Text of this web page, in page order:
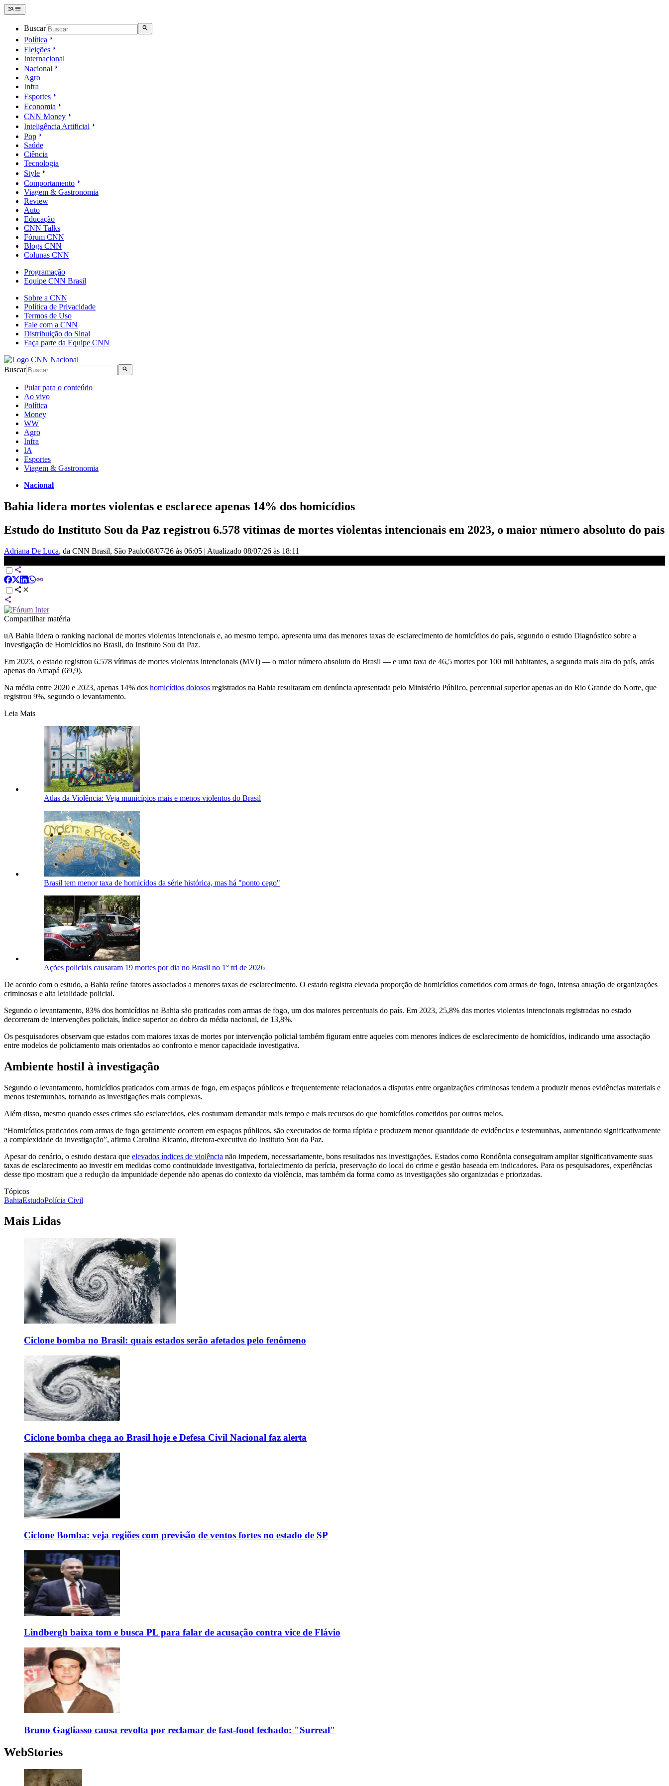
Buscar
Política
Eleições
Internacional
Nacional
Agro
Infra
Esportes
Economia
CNN Money
Inteligência Artificial
Pop
Saúde
Ciência
Tecnologia
Style
Comportamento
Viagem & Gastronomia
Review
Auto
Educação
CNN Talks
Fórum CNN
Blogs CNN
Colunas CNN
Programação
Equipe CNN Brasil
Sobre a CNN
Política de Privacidade
Termos de Uso
Fale com a CNN
Distribuição do Sinal
Faça parte da Equipe CNN
Buscar
Pular para o conteúdo
Ao vivo
Política
Money
WW
Agro
Infra
IA
Esportes
Viagem & Gastronomia
Nacional
Bahia lidera mortes violentas e esclarece apenas 14% dos homicídios
Estudo do Instituto Sou da Paz registrou 6.578 vítimas de mortes violentas intencionais em 2023, o maior número absoluto do país
Adriana De Luca, da CNN Brasil, São Paulo08/07/26 às 06:05 | Atualizado 08/07/26 às 18:11
Compartilhar matéria
uA Bahia lidera o ranking nacional de mortes violentas intencionais e, ao mesmo tempo, apresenta uma das menores taxas de esclarecimento de homicídios do país, segundo o estudo Diagnóstico sobre a
Investigação de Homicídios no Brasil, do Instituto Sou da Paz.
Em 2023, o estado registrou 6.578 vítimas de mortes violentas intencionais (MVI) — o maior número absoluto do Brasil — e uma taxa de 46,5 mortes por 100 mil habitantes, a segunda mais alta do país, atrás
apenas do Amapá (69,9).
Na média entre 2020 e 2023, apenas 14% dos homicídios dolosos registrados na Bahia resultaram em denúncia apresentada pelo Ministério Público, percentual superior apenas ao do Rio Grande do Norte, que
registrou 9%, segundo o levantamento.
Leia Mais
Atlas da Violência: Veja municípios mais e menos violentos do Brasil
Brasil tem menor taxa de homicídos da série histórica, mas há "ponto cego"
Ações policiais causaram 19 mortes por dia no Brasil no 1° tri de 2026
De acordo com o estudo, a Bahia reúne fatores associados a menores taxas de esclarecimento. O estado registra elevada proporção de homicídios cometidos com armas de fogo, intensa atuação de organizações
criminosas e alta letalidade policial.
Segundo o levantamento, 83% dos homicídios na Bahia são praticados com armas de fogo, um dos maiores percentuais do país. Em 2023, 25,8% das mortes violentas intencionais registradas no estado
decorreram de intervenções policiais, índice superior ao dobro da média nacional, de 13,8%.
Os pesquisadores observam que estados com maiores taxas de mortes por intervenção policial também figuram entre aqueles com menores índices de esclarecimento de homicídios, indicando uma associação
entre modelos de policiamento mais orientados ao confronto e menor capacidade investigativa.
Ambiente hostil à investigação
Segundo o levantamento, homicídios praticados com armas de fogo, em espaços públicos e frequentemente relacionados a disputas entre organizações criminosas tendem a produzir menos evidências materiais e
menos testemunhas, tornando as investigações mais complexas.
Além disso, mesmo quando esses crimes são esclarecidos, eles costumam demandar mais tempo e mais recursos do que homicídios cometidos por outros meios.
“Homicídios praticados com armas de fogo geralmente ocorrem em espaços públicos, são executados de forma rápida e produzem menor quantidade de evidências e testemunhas, aumentando significativamente
a complexidade da investigação”, afirma Carolina Ricardo, diretora-executiva do Instituto Sou da Paz.
Apesar do cenário, o estudo destaca que elevados índices de violência não impedem, necessariamente, bons resultados nas investigações. Estados como Rondônia conseguiram ampliar significativamente suas
taxas de esclarecimento ao investir em medidas como continuidade investigativa, fortalecimento da perícia, preservação do local do crime e gestão baseada em indicadores. Para os pesquisadores, experiências
desse tipo mostram que a redução da impunidade depende não apenas do contexto da violência, mas também da forma como as investigações são organizadas e priorizadas.
Tópicos
BahiaEstudoPolícia Civil
Mais Lidas
Ciclone bomba no Brasil: quais estados serão afetados pelo fenômeno
Ciclone bomba chega ao Brasil hoje e Defesa Civil Nacional faz alerta
Ciclone Bomba: veja regiões com previsão de ventos fortes no estado de SP
Lindbergh baixa tom e busca PL para falar de acusação contra vice de Flávio
Bruno Gagliasso causa revolta por reclamar de fast-food fechado: "Surreal"
WebStories